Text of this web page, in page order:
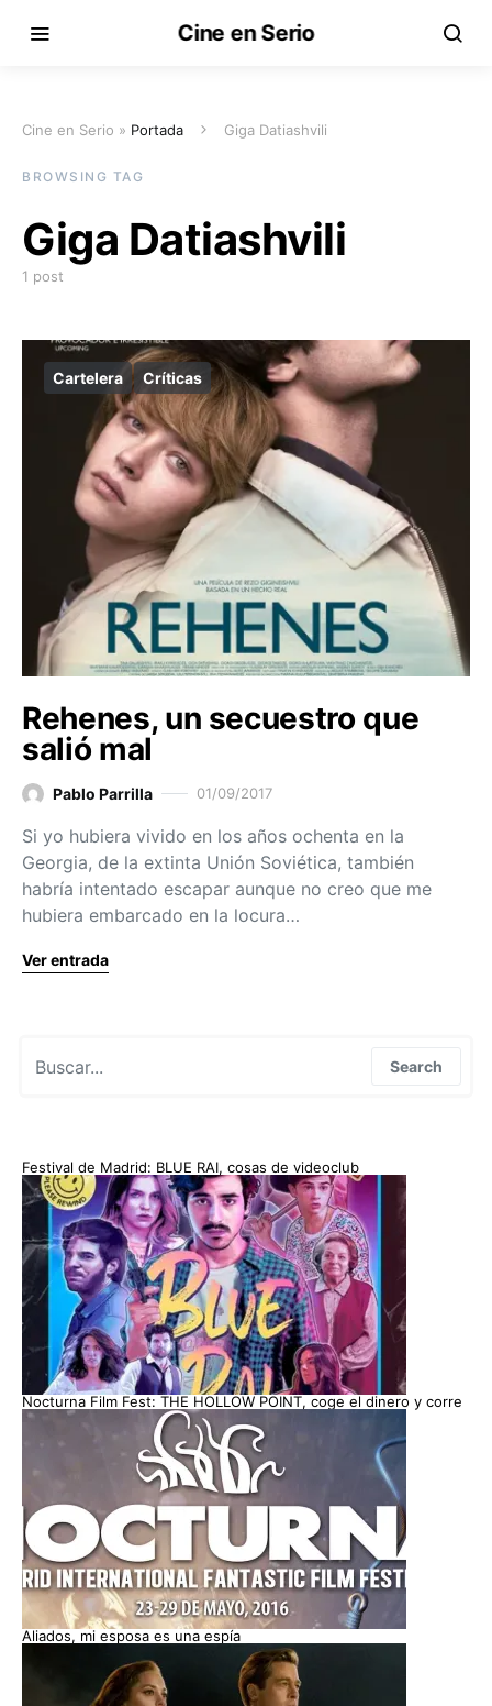
Cine en Serio
Cine en Serio » Portada Giga Datiashvili
BROWSING TAG
Giga Datiashvili
1 post
Cartelera Críticas
Rehenes, un secuestro que
salió mal
Pablo Parrilla 01/09/2017
Si yo hubiera vivido en los años ochenta en la
Georgia, de la extinta Unión Soviética, también
habría intentado escapar aunque no creo que me
hubiera embarcado en la locura…
Ver entrada
Search
Festival de Madrid: BLUE RAI, cosas de videoclub
Nocturna Film Fest: THE HOLLOW POINT, coge el dinero y corre
Aliados, mi esposa es una espía